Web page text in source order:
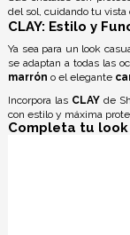
del sol, cuidando tu vista
CLAY: Estilo y
Ya sea para un look
se adaptan a todas las
marrón o el elegante
Incorpora las CLAY de
con estilo y máxima
Completa tu look